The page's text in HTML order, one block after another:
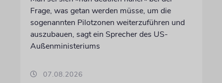
Frage, was getan werden müsse, um die
sogenannten Pilotzonen weiterzuführen und
auszubauen, sagt ein Sprecher des US-
Außenministeriums
07.08.2026